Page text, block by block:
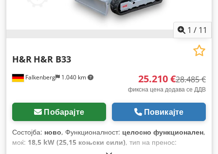
1 / 11
Falkenberg 1.040 km
H&R H&R B33
25.210 €28.485 €
фиксна цена додава се ДДВ
Побарајте Повикајте
Состојба: ново, Функционалност: целосно функционален,
моќ: 18,5 kW (25,15 коњски сили), тип на пренос: